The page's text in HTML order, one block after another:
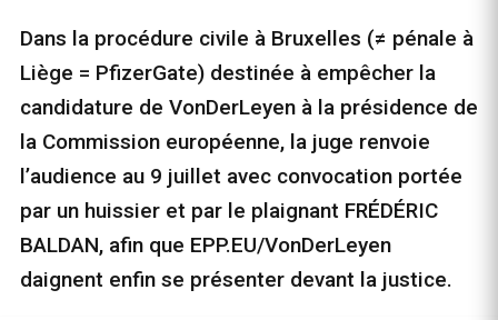
Dans la procédure civile à Bruxelles (≠ pénale à
Liège = PfizerGate) destinée à empêcher la
candidature de VonDerLeyen à la présidence de
la Commission européenne, la juge renvoie
l’audience au 9 juillet avec convocation portée
par un huissier et par le plaignant FRÉDÉRIC
BALDAN, afin que EPP.EU/VonDerLeyen
daignent enfin se présenter devant la justice.